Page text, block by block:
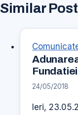
Similar
24/05/2018
Ieri,